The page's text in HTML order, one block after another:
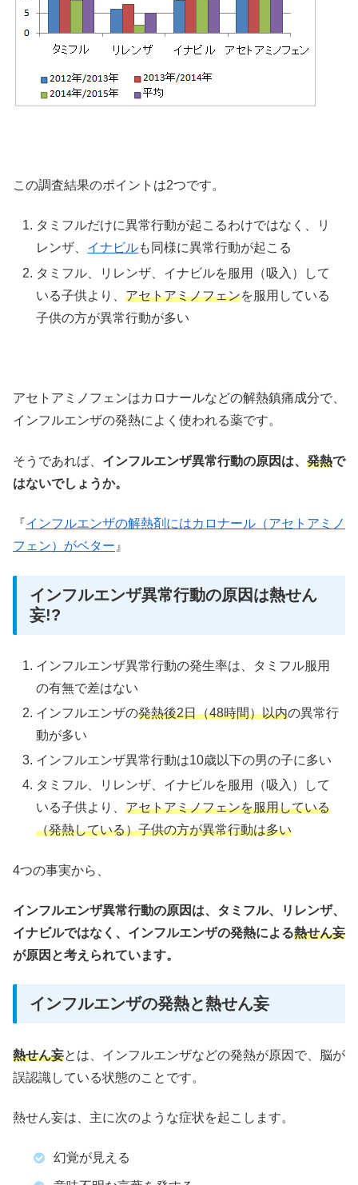
この調査結果のポイントは2つです。
タミフルだけに異常行動が起こるわけではなく、リ
レンザ、 イナ ビルも同様に異常行動が起こる
タミフル、リレンザ、イナビルを服用（吸入）して
いる子供より、アセトアミノフェンを服用している
子供の方が異常行動が多い
アセトアミノフェンはカロナールなどの解熱鎮痛成分で、
インフルエンザの発熱によく使われる薬です。
そうであれば、 インフルエンザ異常行動の原因は、 発熱で
はないでしょうか。
『インフルエンザの解熱剤にはカロナール（アセトアミノ
フェン）がベター 』
インフルエンザ異常行動の原因は熱せん
妄!?
インフルエンザ異常行動の発生率は、タミフル服用
の有無で差はない
インフルエンザの発熱後2日（48時間）以内の異常行
動が多い
インフルエンザ異常行動は10歳以下の男の子に多い
タミフル、リレンザ、イナビルを服用（吸入）して
いる子供より、アセトアミノフェンを服用している
（発熱している）子供の方が異常行動は多い
4つの事実から、
インフルエンザ異常行動の原因は、タミフル、リレンザ、
イナビルではなく、インフルエンザの発熱による熱せん妄
が原因と考えられています。
インフルエンザの発熱と熱せん妄
熱せん妄とは、インフルエンザなどの発熱が原因で、脳が
誤認識している状態のことです。
熱せん妄は、主に次のような症状を起こします。
幻覚が見える